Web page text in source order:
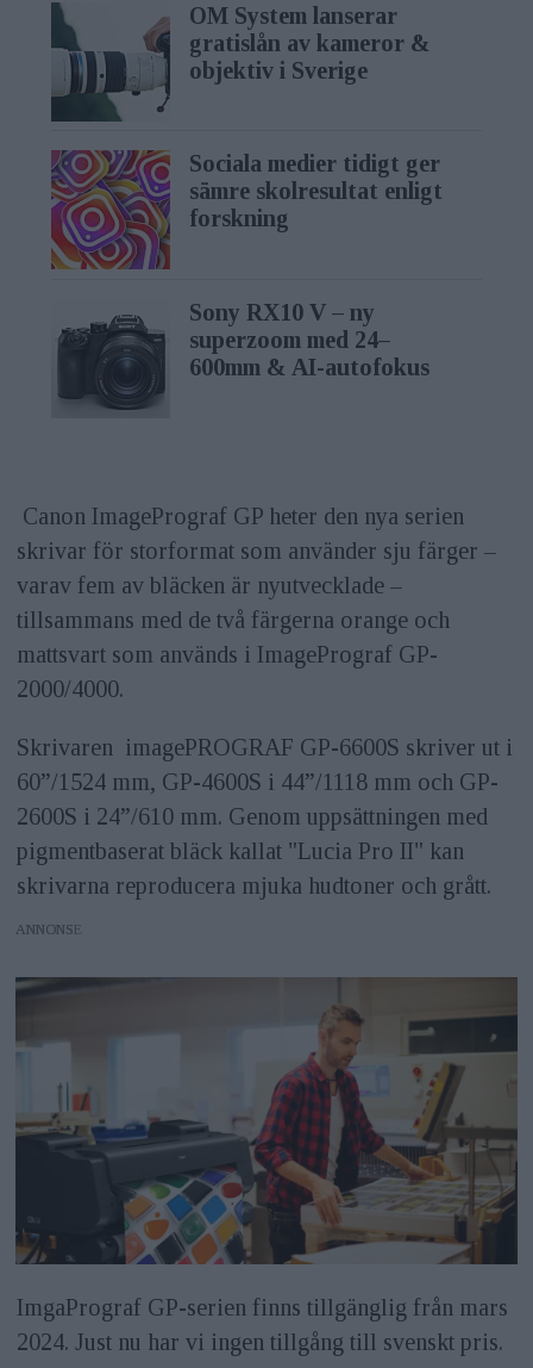
OM System lanserar
gratislån av kameror &
objektiv i Sverige
Sociala medier tidigt ger
sämre skolresultat enligt
forskning
Sony RX10 V – ny
superzoom med 24–
600mm & AI-autofokus
Canon ImagePrograf GP heter den nya serien
skrivar för storformat som använder sju färger –
varav fem av bläcken är nyutvecklade –
tillsammans med de två färgerna orange och
mattsvart som används i ImagePrograf GP-
2000/4000.
Skrivaren imagePROGRAF GP-6600S skriver ut i
60”/1524 mm, GP-4600S i 44”/1118 mm och GP-
2600S i 24”/610 mm. Genom uppsättningen med
pigmentbaserat bläck kallat "Lucia Pro II" kan
skrivarna reproducera mjuka hudtoner och grått.
ANNONS
ImgaPrograf GP-serien finns tillgänglig från mars
2024. Just nu har vi ingen tillgång till svenskt pris.